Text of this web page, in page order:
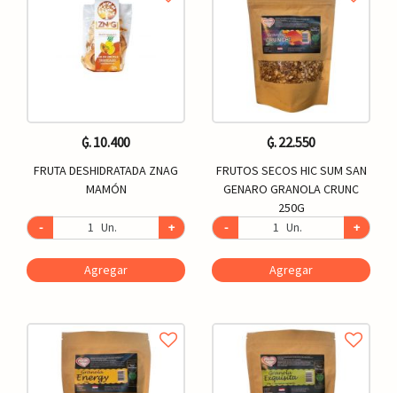
₲. 10.400
FRUTA DESHIDRATADA ZNAG
MAMÓN
- Un. +
Agregar
₲. 22.550
FRUTOS SECOS HIC SUM SAN
GENARO GRANOLA CRUNC
250G
-
Un. +
Agregar